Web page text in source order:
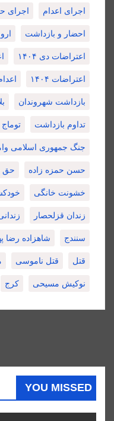
اجرای اعدام اجرای
احضار و بازداشت
اعتراضات دی ۱۴۰۴
اعتراضات ۱۴۰۴
بازداشت شهروندان
تداوم بازداشت
جنگ جمهوری اسلامی
حسن حمزه زاده حق
خشونت خانگی
زندان قزلحصار
سنندج شاهزاده رضا
قتل قتل ناموسی
نوکیش مسیحی کرج
YOU MISSED